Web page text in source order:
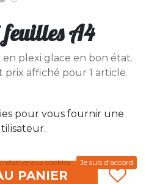
feuilles A4
en plexi glace en bon état.
affiché pour 1 article.
PANIER
pour vous fournir une
relative aux cookies Je suis d'accord